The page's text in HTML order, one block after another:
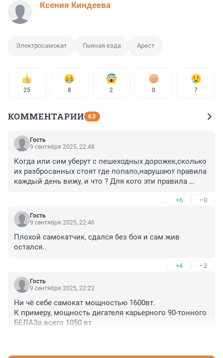
Ксения Киндеева
Электросамокат Пьяная езда Арест
25 8 2 0 7
КОММЕНТАРИИ 63
Гость
9 сентября 2025, 22:48
Когда или сим уберут с пешеходных дорожек,сколько
их разбросанных стоят где попало,нарушают правила
каждый день вижу, и что ? Для кого эти правила
+6 –0
Гость
9 сентября 2025, 22:46
Плохой самокатчик, сдался без боя и сам жив
остался..
+4 –2
Гость
9 сентября 2025, 22:22
Ни чё себе самокат мощностью 1600вт.
К примеру, мощность дигателя карьерного 90-тонного
БЕЛАЗа всего 1050 вт